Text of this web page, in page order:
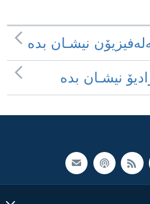
نیشـان بده‌
نیشـان بده‌